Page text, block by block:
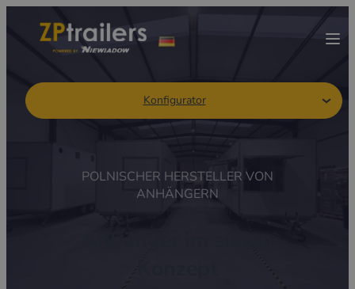
Konfigurator
POLNISCHER HERSTELLER VON
ANHÄNGERN